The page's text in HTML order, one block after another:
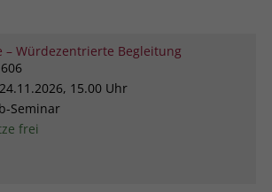
– Würdezentrierte Begleitung
24.11.2026, 15.00 Uhr
Seminar
frei